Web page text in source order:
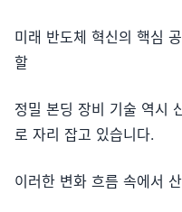
미래 반도체 혁신의 핵심
할
정밀 본딩 장비 기술 역시
로 자리 잡고 있습니다.
이러한 변화 흐름 속에서